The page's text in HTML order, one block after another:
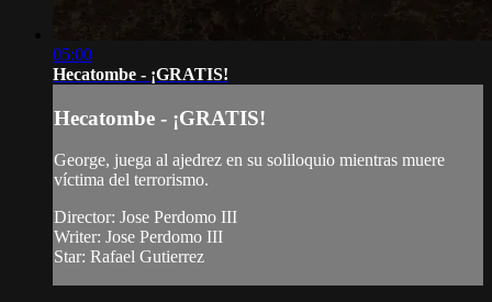
05:00
Hecatombe - ¡GRATIS!
Hecatombe - ¡GRATIS!
George, juega al ajedrez en su soliloquio mientras muere
víctima del terrorismo.
Director: Jose Perdomo III
Writer: Jose Perdomo III
Star: Rafael Gutierrez